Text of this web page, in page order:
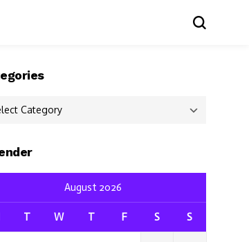
August 2026
T W T F S S